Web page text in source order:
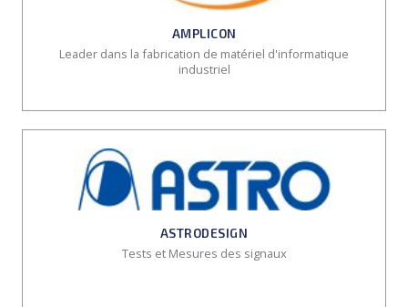
AMPLICON
Leader dans la fabrication de matériel d'informatique
industriel
ASTRODESIGN
Tests et Mesures des signaux